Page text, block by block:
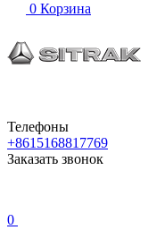
0 Корзина
Телефоны
+8615168817769
Заказать звонок
0